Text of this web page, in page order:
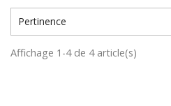
Pertinence
Affichage 1-4 de 4 article(s)